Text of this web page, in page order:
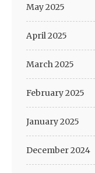
May 2025
April 2025
March 2025
February 2025
January 2025
December 2024